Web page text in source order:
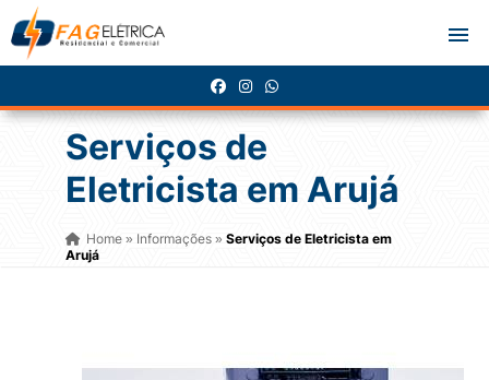
Serviços de
Eletricista em Arujá
Home» Informações » Serviços de Eletricista em
Arujá